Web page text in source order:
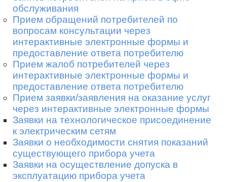
обслуживания
Прием обращений потребителей по
вопросам консультации через
интерактивные электронные формы и
предоставление ответа потребителю
Прием жалоб потребителей через
интерактивные электронные формы и
предоставление ответа потребителю
Прием заявки/заявления на оказание услуг
через интерактивные электронные формы
Заявки на технологическое присоединение
к электрическим сетям
Заявки о необходимости снятия показаний
существующего прибора учета
Заявки на осуществление допуска в
эксплуатацию прибора учета